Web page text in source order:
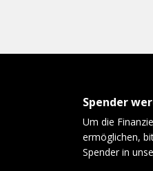
Spender
Um die
ermöglichen,
Spender in